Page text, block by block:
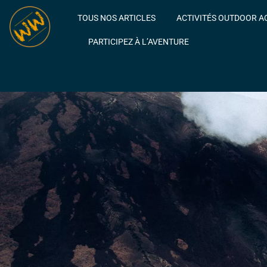
TOUS NOS ARTICLES ACTIVITÉS OUTDOOR
PARTICIPEZ À L’AVENTURE